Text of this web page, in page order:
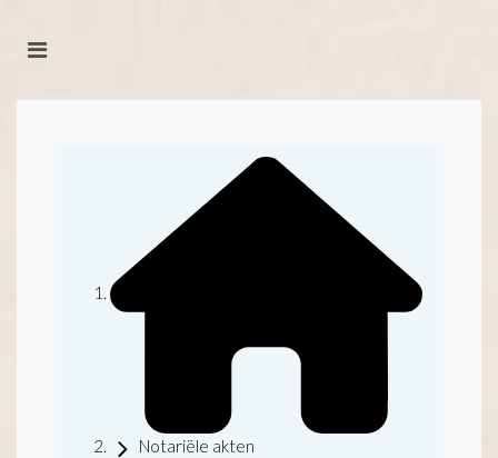
Notariële akten